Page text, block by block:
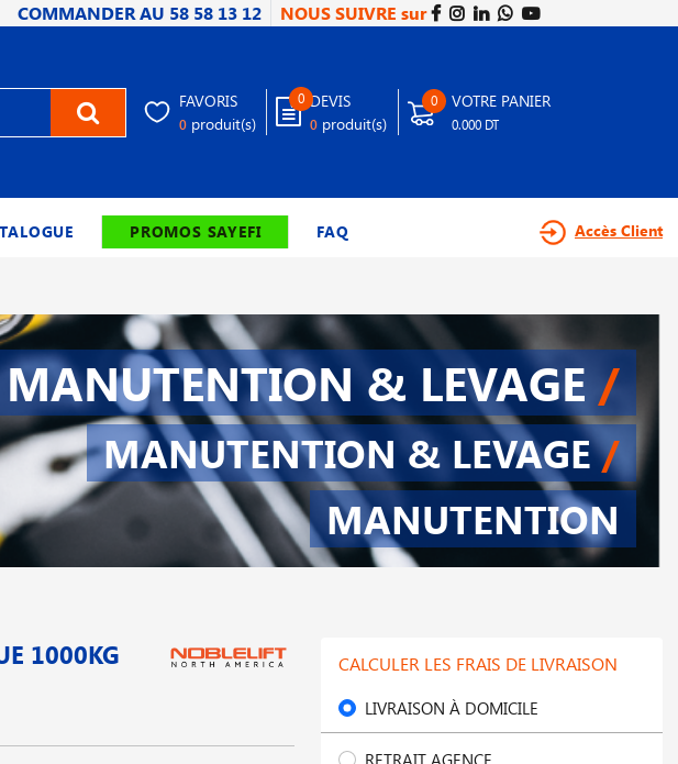
COMMANDER AU 58 58 13 12 NOUS SUIVRE sur
FAVORIS
0 produit(s)
0 DEVIS
0 produit(s)
0 VOTRE PANIER
0.000 DT
PROMOS SAYEFI FAQ Accès Client
MANUTENTION & LEVAGE /
MANUTENTION & LEVAGE/
MANUTENTION
1000KG CALCULER LES FRAIS DE LIVRAISON
LIVRAISON À DOMICILE
RETRAIT AGENCE